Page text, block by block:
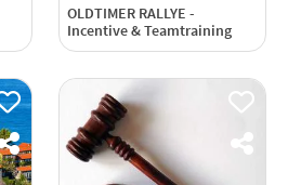
OLDTIMER RALLYE -
Incentive & Teamtraining